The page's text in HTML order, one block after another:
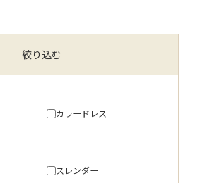
絞り込む
カラードレス
スレンダー